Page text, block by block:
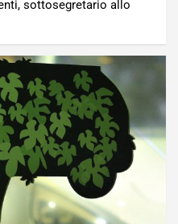
sottosegretario allo